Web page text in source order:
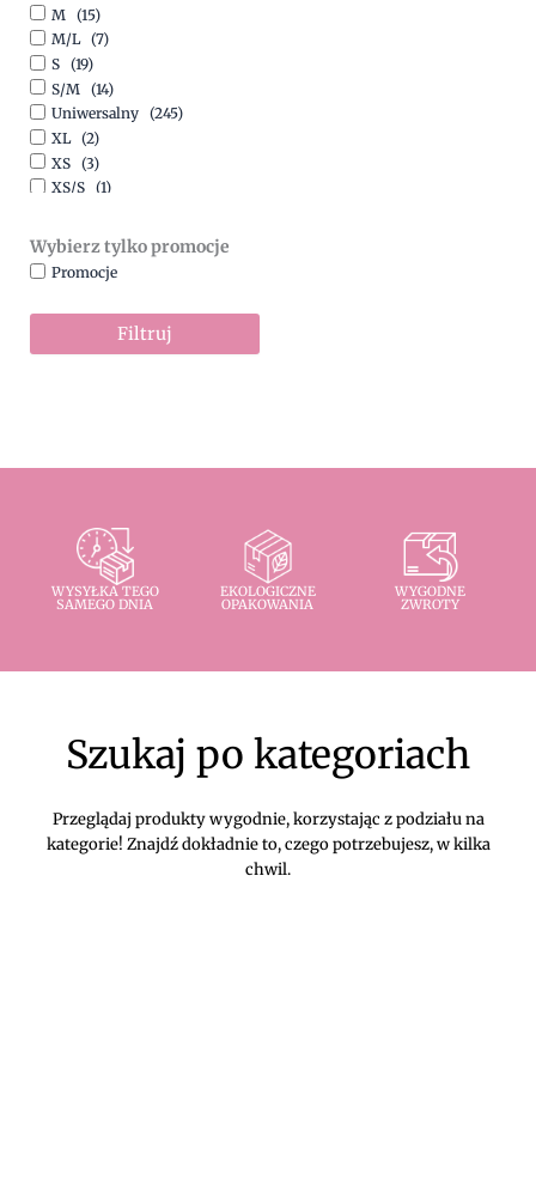
Szary
Turkusowy
Zielony
Złoty
(1)
M (15)
M/L (7)
S (19)
S/M (14)
Uniwersalny (245)
XL (2)
XS (3)
XS/S (1)
Wybierz tylko promocje
Promocje
Filtruj
WYSYŁKA TEGO
SAMEGO DNIA
EKOLOGICZNE
OPAKOWANIA
WYGODNE
ZWROTY
Szukaj po kategoriach
Przeglądaj produkty wygodnie, korzystając z podziału na
kategorie! Znajdź dokładnie to, czego potrzebujesz, w kilka
chwil.